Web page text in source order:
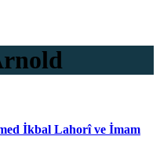
İkbal Lahorî ve İmam